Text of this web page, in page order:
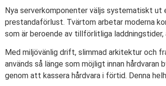
Nya serverkomponenter väljs systematiskt
prestandaförlust. Tvärtom arbetar moderna
som är beroende av tillförlitliga
Med miljövänlig drift, slimmad arkitektur och
används så länge som möjligt innan
genom att kassera hårdvara i förtid. Denna